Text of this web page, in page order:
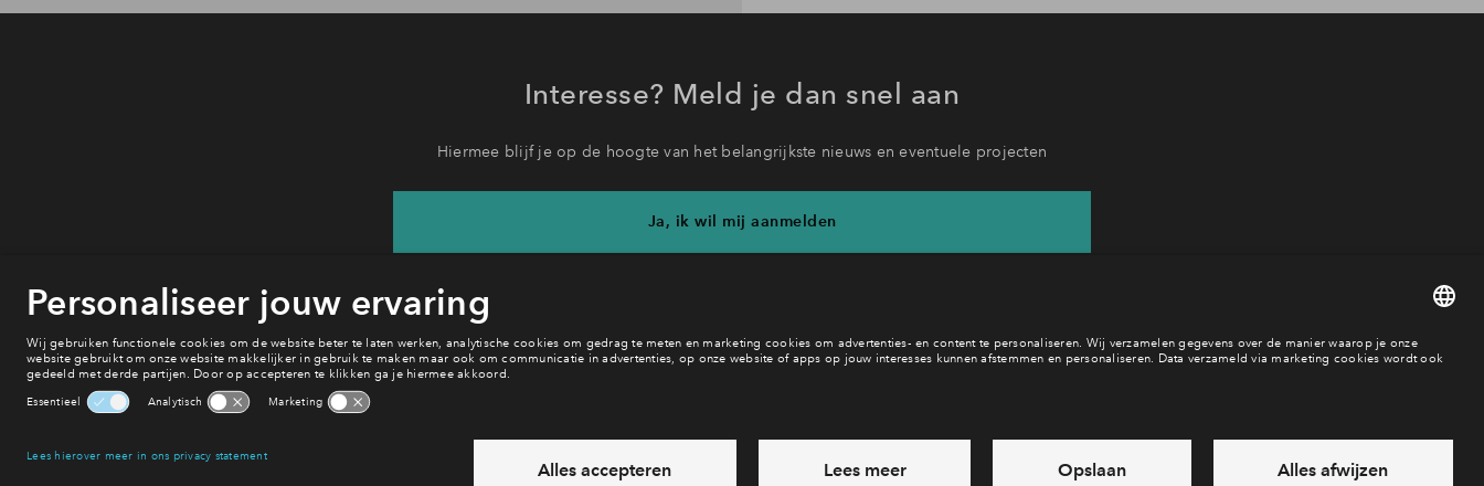
Interesse? Meld je dan snel aan
Hiermee blijf je op de hoogte van het belangrijkste nieuws en eventuele projecten
Ja, ik wil mij aanmelden
Heb je een vraag en wil je direct antwoord? Bel ons op
6 dagen per week beschikbaar (behalve tijdens feestdagen)
via chat en telefoon